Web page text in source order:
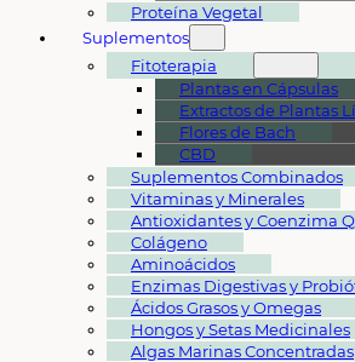
Proteína Vegetal
Suplementos
Fitoterapia
Plantas en Cápsulas
Extractos de Plantas
Flores de Bach
CBD
Suplementos Combinados
Vitaminas y Minerales
Antioxidantes y Coenzima
Colágeno
Aminoácidos
Enzimas Digestivas y
Ácidos Grasos y Omegas
Hongos y Setas Medicinales
Algas Marinas Concentradas